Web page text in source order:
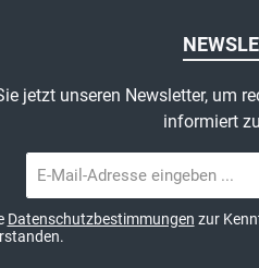
jetzt unseren Newsletter, um
informiert
Mail-
Adresse*
Datenschutzbestimmungen zur